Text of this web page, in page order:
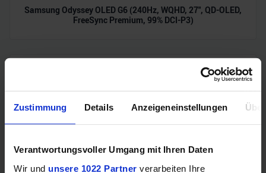
Zustimmung Details Anzeigeneinstellungen
Verantwortungsvoller Umgang mit Ihren Daten
Wir und unsere 1022 Partner verarbeiten Ihre
Samsung Odyssey OLED G6 (240Hz, WQHD, 27", QD-OLED,
FreeSync Premium, 99% DCI-P3)